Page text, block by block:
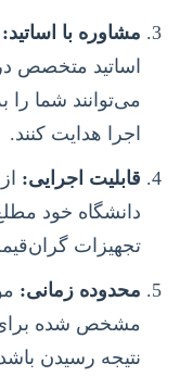
مشاوره با اساتید:
اساتید متخصص
می‌توانند شما
اجرا هدایت کنند.
قابلیت اجرایی:
دانشگاه خود
تجهیزات
محدوده زمانی:
مشخص شده برای
نتیجه رسیدن